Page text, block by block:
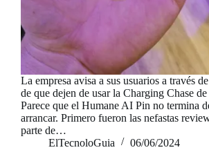
La empresa avisa a sus usuarios a través
de que dejen de usar la Charging Chase
Parece que el Humane AI Pin no termina
arrancar. Primero fueron las nefastas
parte de…
ElTecnoloGuia
06/06/2024